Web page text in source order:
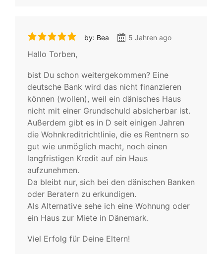
by: Bea 5 Jahren ago
Hallo Torben,
bist Du schon weitergekommen? Eine
deutsche Bank wird das nicht finanzieren
können (wollen), weil ein dänisches Haus
nicht mit einer Grundschuld absicherbar ist.
Außerdem gibt es in D seit einigen Jahren
die Wohnkreditrichtlinie, die es Rentnern so
gut wie unmöglich macht, noch einen
langfristigen Kredit auf ein Haus
aufzunehmen.
Da bleibt nur, sich bei den dänischen Banken
oder Beratern zu erkundigen.
Als Alternative sehe ich eine Wohnung oder
ein Haus zur Miete in Dänemark.
Viel Erfolg für Deine Eltern!